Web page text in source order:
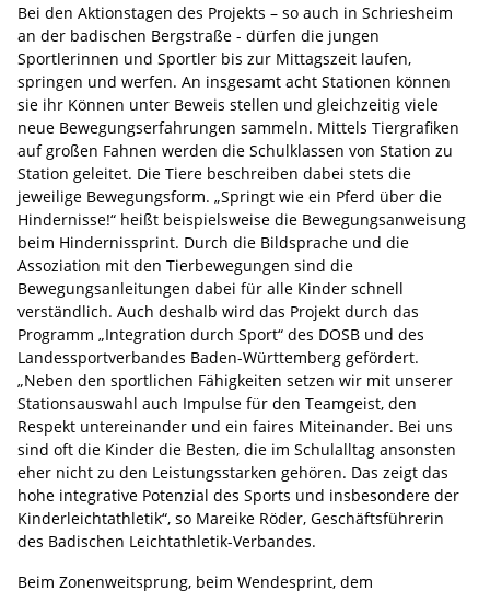
Bei den Aktionstagen des Projekts – so auch in Schriesheim
an der badischen Bergstraße - dürfen die jungen
Sportlerinnen und Sportler bis zur Mittagszeit laufen,
springen und werfen. An insgesamt acht Stationen können
sie ihr Können unter Beweis stellen und gleichzeitig viele
neue Bewegungserfahrungen sammeln. Mittels Tiergrafiken
auf großen Fahnen werden die Schulklassen von Station zu
Station geleitet. Die Tiere beschreiben dabei stets die
jeweilige Bewegungsform. „Springt wie ein Pferd über die
Hindernisse!“ heißt beispielsweise die Bewegungsanweisung
beim Hindernissprint. Durch die Bildsprache und die
Assoziation mit den Tierbewegungen sind die
Bewegungsanleitungen dabei für alle Kinder schnell
verständlich. Auch deshalb wird das Projekt durch das
Programm „Integration durch Sport“ des DOSB und des
Landessportverbandes Baden-Württemberg gefördert.
„Neben den sportlichen Fähigkeiten setzen wir mit unserer
Stationsauswahl auch Impulse für den Teamgeist, den
Respekt untereinander und ein faires Miteinander. Bei uns
sind oft die Kinder die Besten, die im Schulalltag ansonsten
eher nicht zu den Leistungsstarken gehören. Das zeigt das
hohe integrative Potenzial des Sports und insbesondere der
Kinderleichtathletik“, so Mareike Röder, Geschäftsführerin
des Badischen Leichtathletik-Verbandes.
Beim Zonenweitsprung, beim Wendesprint, dem